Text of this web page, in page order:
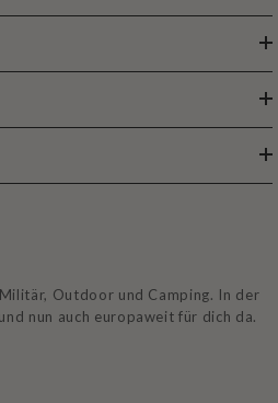
Outdoor und Camping. In der
nun auch europaweit für dich da.